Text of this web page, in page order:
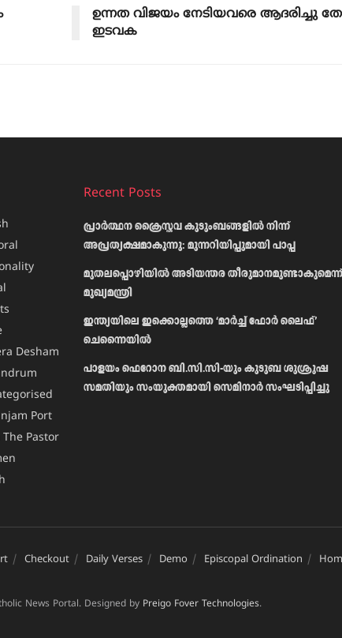
ഉന്നത വിജയം നേടിയവരെ ആദരിച്ചു
ഇടവക
Desham
Port
Pastor
Recent Posts
പ്രാര്‍ത്ഥന ക്രൈസ്തവ കുടുംബങ്ങളില്‍ നിന്ന്
അപ്രത്യക്ഷമാകുന്നു: മുന്നറിയിപ്പുമായി പാപ്പ
മുതലപ്പൊഴിയിൽ അടിയന്തര തീരുമാനമുണ്ടാകുമെന്ന്
മുഖ്യമന്ത്രി
ഇന്ത്യയിലെ ഇക്കൊല്ലത്തെ ‘മാർച്ച് ഫോർ ലൈഫ്’
ചെന്നൈയിൽ
പാളയം ഫെറോന ബി.സി.സി-യും കുടുബ ശുശ്രൂഷ
സമതിയും സംയുക്തമായി സെമിനാർ സംഘടിപ്പിച്ചു
Checkout Daily Verses Demo Episcopal Ordination
News Portal. Designed by Preigo Fover Technologies.